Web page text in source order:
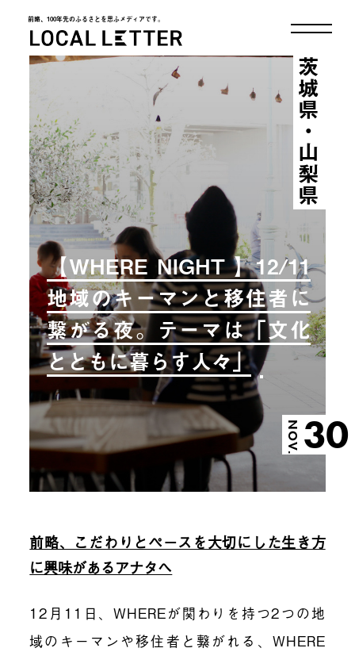
前略、100年先のふるさとを思ふメディアです。
LOCAL LETTER
【WHERE NIGHT 】12/11
地域のキーマンと移住者に
繋がる夜。テーマは「文化
とともに暮らす人々」
NOV. 30
茨城県・山梨県
前略、こだわりとペースを大切にした生き方
に興味があるアナタへ
12月11日、WHEREが関わりを持つ2つの地
域のキーマンや移住者と繋がれる、WHERE